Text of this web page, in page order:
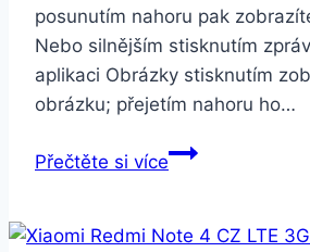
posunutím nahoru pak
Nebo silnějším stisknutím
aplikaci Obrázky stisknutím
obrázku; přejetím nahoru ho…
Přečtěte si víceApple
Plus